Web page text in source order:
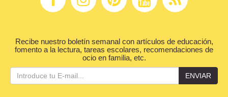
Recibe nuestro boletín semanal con artículos de educación,
fomento a la lectura, tareas escolares, recomendaciones de
ocio en familia, etc.
ENVIAR